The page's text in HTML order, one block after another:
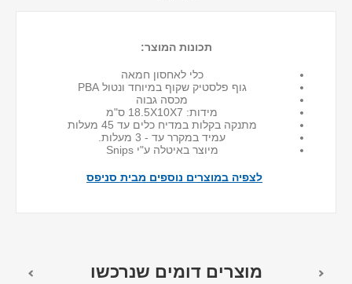
תכונות המוצר:
כלי לאחסון חמאה
גוף פלסטיק שקוף במיוחד ונטול PBA
מכסה גבוה
מידות: 18.5X10X7 ס"מ
מתנקה בקלות במדיח כלים עד 45 מעלות
עמיד במקרר עד - 3 מעלות.
מיוצר באיטלה ע"י Snips
לצפיה במוצרים נוספים מבית סניפס
מוצרים דומים שנרכשו